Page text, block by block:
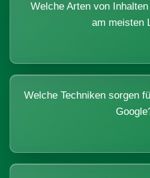
Welche Arten von
am meisten
Welche Techniken sorgen